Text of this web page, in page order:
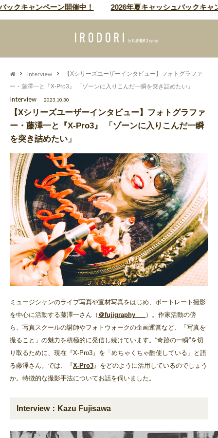
ンペーン開催中！ 2026年夏キャッシュバックキャンペーン
Interview
【Xシリーズユーザーインタビュー】フォトグラファ
ー・藤澤一と『X-Pro3』 「ゾーンに入りこんだ一瞬を突き詰めたい」
Interview 2023.10.30
【Xシリーズユーザーインタビュー】フォトグラファ
ー・藤澤一と『X-Pro3』 「ゾーンに入りこんだ一瞬
を突き詰めたい」
ミュージシャンのライブ写真や宣材写真をはじめ、ポートレート撮影
を中心に活動する藤澤一さん（ ＠fujigraphy___
）。作家活動の傍
ら、写真スクールの講師やフォトウォークの企画運営など、「写真を
撮ること」の魅力を積極的に発信し続けています。“奇跡の一瞬”を切
り取るために、現在『X-Pro3』を「めちゃくちゃ酷使している」と語
る藤澤さん。では、『X-Pro3』をどのように活用しているのでしょう
か。特徴的な撮影手法についてお話を伺いました。
Interview：Kazu Fujisawa